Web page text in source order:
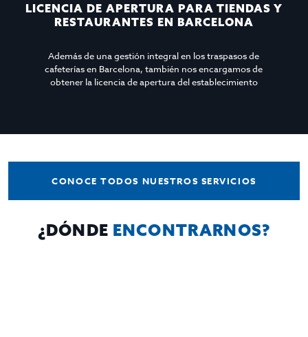
LICENCIA DE APERTURA PARA TIENDAS Y
RESTAURANTES EN BARCELONA
Además de una gestión integral en los traspasos de
cafeterías en Barcelona, también nos encargamos de
obtener la licencia de apertura del establecimiento
CONOCE TODOS NUESTROS SERVICIOS
¿DÓNDE ENCONTRARNOS?